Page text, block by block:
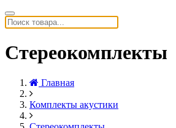
Стереокомплекты
Главная
Комплекты акустики